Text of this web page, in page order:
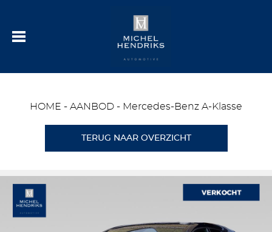
HOME - AANBOD - Mercedes-Benz A-Klasse
TERUG NAAR OVERZICHT